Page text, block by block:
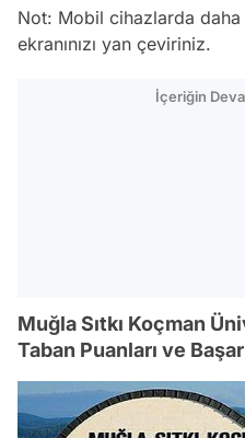
Not: Mobil cihazlarda
ekranınızı yan çeviriniz.
İçeriğin
Muğla Sıtkı Koçman
Taban Puanları ve